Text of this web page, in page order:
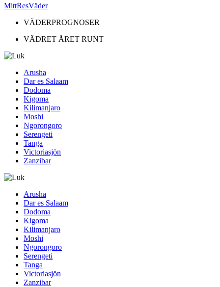
MittResVäder
VÄDERPROGNOSER
VÄDRET ÅRET RUNT
Arusha
Dar es Salaam
Dodoma
Kigoma
Kilimanjaro
Moshi
Ngorongoro
Serengeti
Tanga
Victoriasjön
Zanzibar
Arusha
Dar es Salaam
Dodoma
Kigoma
Kilimanjaro
Moshi
Ngorongoro
Serengeti
Tanga
Victoriasjön
Zanzibar